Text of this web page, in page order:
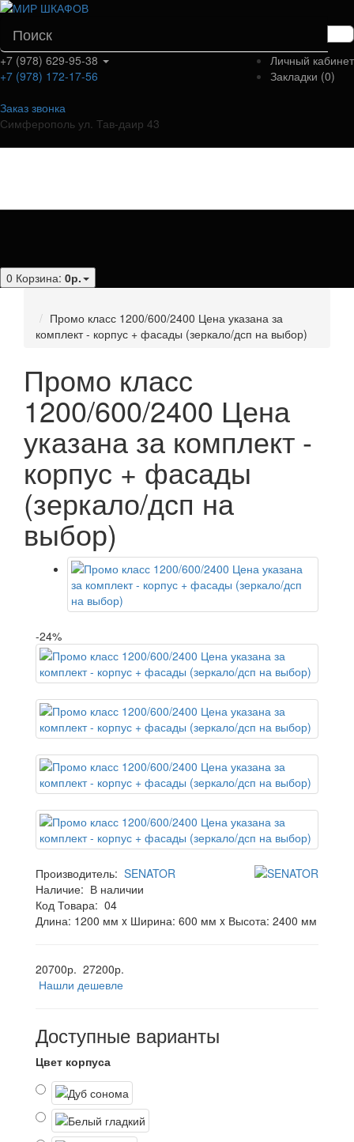
Личный кабинет
Закладки (0)
+7 (978) 629-95-38
+7 (978) 172-17-56
Заказ звонка
Симферополь ул. Тав-даир 43
0 Корзина: 0р.
Промо класс 1200/600/2400 Цена указана за
комплект - корпус + фасады (зеркало/дсп на выбор)
Промо класс
1200/600/2400 Цена
указана за комплект -
корпус + фасады
(зеркало/дсп на
выбор)
-24%
Производитель: SENATOR
Наличие: В наличии
Код Товара: 04
Длина: 1200 мм x Ширина: 600 мм x Высота: 2400 мм
20700р. 27200р.
Нашли дешевле
Доступные варианты
Цвет корпуса